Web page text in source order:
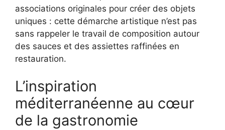
associations originales pour créer des objets
uniques : cette démarche artistique n’est pas
sans rappeler le travail de composition autour
des sauces et des assiettes raffinées en
restauration.
L’inspiration
méditerranéenne au cœur
de la gastronomie